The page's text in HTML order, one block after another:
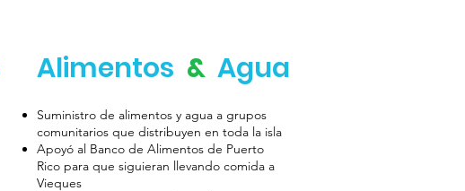
Alimentos & Agua
Suministro de alimentos y agua a grupos
comunitarios que distribuyen en toda la isla
Apoyó al Banco de Alimentos de Puerto
Rico para que siguieran llevando comida a
Vieques